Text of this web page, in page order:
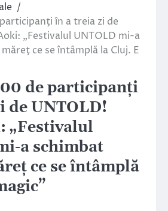
în a treia zi de
„Festivalul UNTOLD mi-a
ce se întâmplă la Cluj. E
de participanţi
de UNTOLD!
„Festivalul
a schimbat
ce se întâmplă